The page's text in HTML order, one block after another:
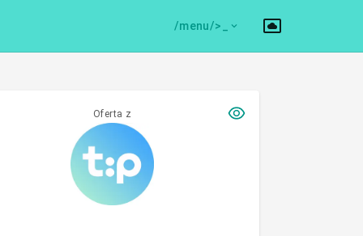
/menu/>
Oferta z